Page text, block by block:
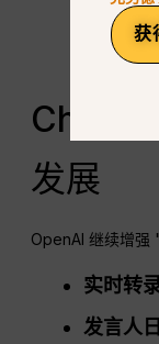
了解这
录任务。.
发展
OpenAI 继续增强
实时转
发言人
获